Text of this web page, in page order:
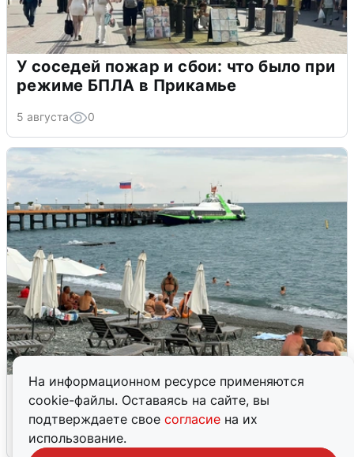
На информационном ресурсе применяются
cookie-файлы. Оставаясь на сайте, вы
подтверждаете свое согласие на их
использование.
У соседей пожар и сбои: что было при
режиме БПЛА в Прикамье
5 августа 0
Жители и туристы Сочи рассказали
об атаке БПЛА 5 августа
5 августа 0